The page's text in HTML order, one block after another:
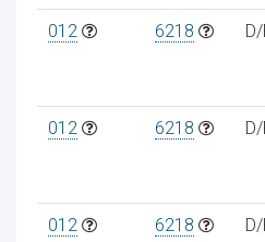
012 6218
012 6218
012 6218